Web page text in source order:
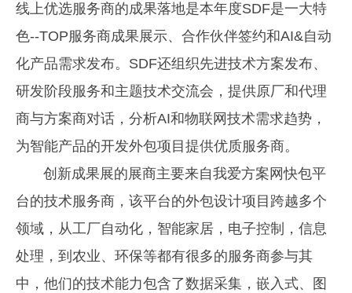
线上优选服务商的成果落地是本年度SDF是一大特
色--TOP服务商成果展示、合作伙伴签约和AI&自动
化产品需求发布。SDF还组织先进技术方案发布、
研发阶段服务和主题技术交流会，提供原厂和代理
商与方案商对话，分析AI和物联网技术需求趋势，
为智能产品的开发外包项目提供优质服务商。
创新成果展的展商主要来自我爱方案网快包平
台的技术服务商，该平台的外包设计项目跨越多个
领域，从工厂自动化，智能家居，电子控制，信息
处理，到农业、环保等都有很多的服务商参与其
中，他们的技术能力包含了数据采集，嵌入式、图